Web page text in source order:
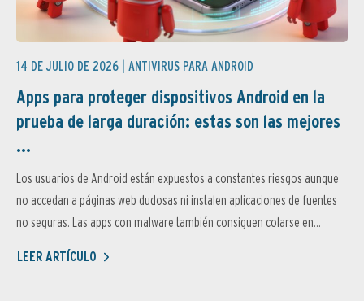
14 DE JULIO DE 2026 | ANTIVIRUS PARA ANDROID
Apps para proteger dispositivos Android en la
prueba de larga duración: estas son las mejores
...
Los usuarios de Android están expuestos a constantes riesgos aunque
no accedan a páginas web dudosas ni instalen aplicaciones de fuentes
no seguras. Las apps con malware también consiguen colarse en...
LEER ARTÍCULO